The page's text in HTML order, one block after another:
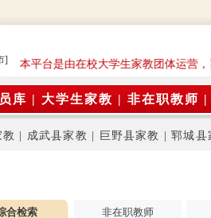
]
: 本平台是由在校大学生家教团体运营，
库 | 大学生家教 | 非在职教师 |
教 成武县家教 巨野县家教 |郓城县
合检索 非在职教师